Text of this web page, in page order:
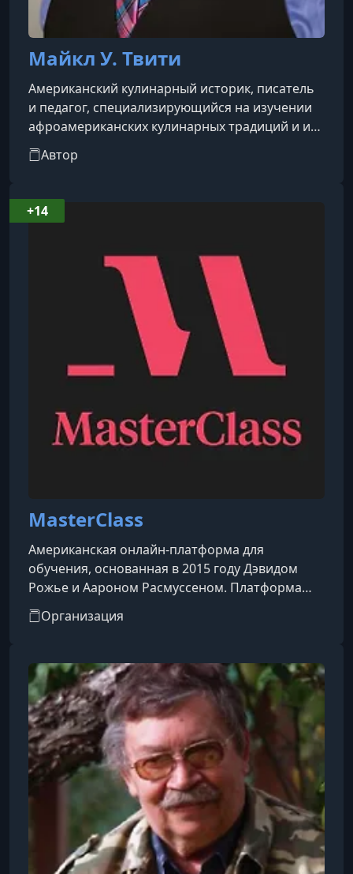
Майкл У. Твити
Американский кулинарный историк, писатель
и педагог, специализирующийся на изучении
афроамериканских кулинарных традиций и их
связи с историей рабства и культурой
американского Юга. Он также является
отражается в его работах, исследующих
пересечения африканской и еврейской кухонь.
Автор
MasterClass
Американская онлайн-платформа для
обучения, основанная в 2015 году Дэвидом
Рожье и Аароном Расмуссеном. Платформа
предоставляет доступ к видеокурсам,
созданным и представленным мировыми
областях.​Особенности
платформы:Преподаватели: Среди
инструкторов — известные личности, такие как
Гордон Рамзи (кулинария), Маргарет Этвуд
(писательство), Мартин Скорсезе
(кинорежиссура), Серена Уильямс (теннис),
Ханс Циммер
Организация
+14